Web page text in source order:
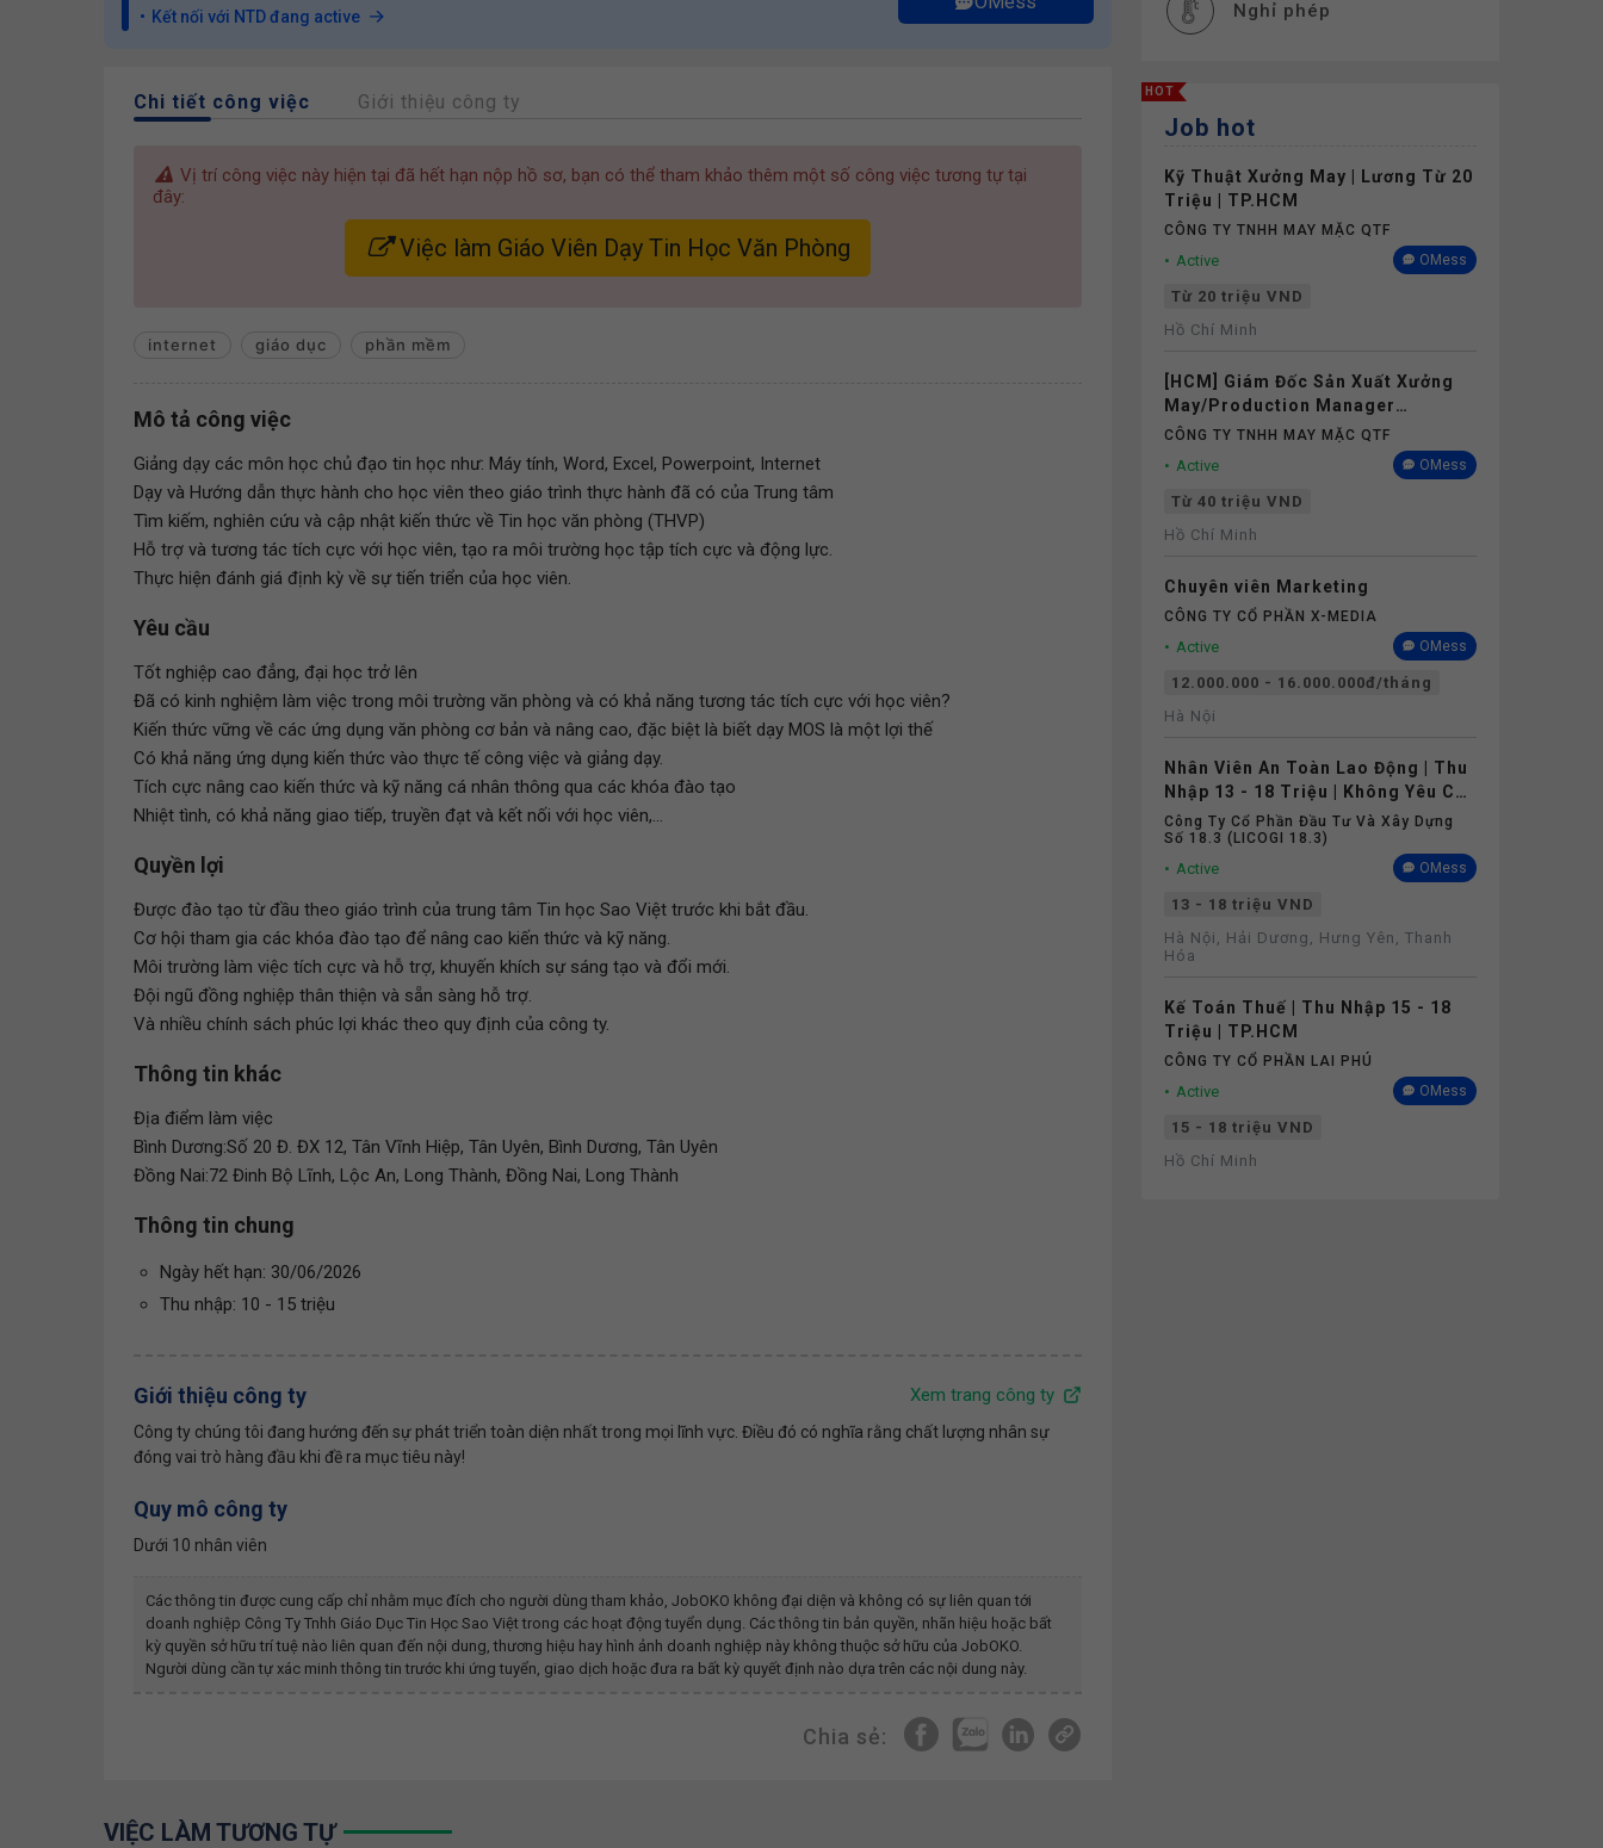
Kết nối với NTD đang active
Chi tiết công việc Giới thiệu công ty
Vị trí công việc này hiện tại đã hết hạn nộp hồ sơ, bạn có thể tham khảo thêm một số công việc tương tự tại
đây:
Việc làm Giáo Viên Dạy Tin Học Văn Phòng
internet giáo dục phần mềm
Mô tả công việc
Giảng dạy các môn học chủ đạo tin học như: Máy tính, Word, Excel, Powerpoint, Internet
Dạy và Hướng dẫn thực hành cho học viên theo giáo trình thực hành đã có của Trung tâm
Tìm kiếm, nghiên cứu và cập nhật kiến thức về Tin học văn phòng (THVP)
Hỗ trợ và tương tác tích cực với học viên, tạo ra môi trường học tập tích cực và động lực.
Thực hiện đánh giá định kỳ về sự tiến triển của học viên.
Yêu cầu
Tốt nghiệp cao đẳng, đại học trở lên
Đã có kinh nghiệm làm việc trong môi trường văn phòng và có khả năng tương tác tích cực với học viên?
Kiến thức vững về các ứng dụng văn phòng cơ bản và nâng cao, đặc biệt là biết dạy MOS là một lợi thế
Có khả năng ứng dụng kiến thức vào thực tế công việc và giảng dạy.
Tích cực nâng cao kiến thức và kỹ năng cá nhân thông qua các khóa đào tạo
Nhiệt tình, có khả năng giao tiếp, truyền đạt và kết nối với học viên,...
Quyền lợi
Được đào tạo từ đầu theo giáo trình của trung tâm Tin học Sao Việt trước khi bắt đầu.
Cơ hội tham gia các khóa đào tạo để nâng cao kiến thức và kỹ năng.
Môi trường làm việc tích cực và hỗ trợ, khuyến khích sự sáng tạo và đổi mới.
Đội ngũ đồng nghiệp thân thiện và sẵn sàng hỗ trợ.
Và nhiều chính sách phúc lợi khác theo quy định của công ty.
Thông tin khác
Địa điểm làm việc
Bình Dương:Số 20 Đ. ĐX 12, Tân Vĩnh Hiệp, Tân Uyên, Bình Dương, Tân Uyên
Đồng Nai:72 Đinh Bộ Lĩnh, Lộc An, Long Thành, Đồng Nai, Long Thành
Thông tin chung
Ngày hết hạn: 30/06/2026
Thu nhập: 10 - 15 triệu
Giới thiệu công ty Xem trang công ty
Công ty chúng tôi đang hướng đến sự phát triển toàn diện nhất trong mọi lĩnh vực. Điều đó có nghĩa rằng chất lượng nhân sự
đóng vai trò hàng đầu khi đề ra mục tiêu này!
Quy mô công ty
Dưới 10 nhân viên
Các thông tin được cung cấp chỉ nhằm mục đích cho người dùng tham khảo, JobOKO không đại diện và không có sự liên quan tới
doanh nghiệp Công Ty Tnhh Giáo Dục Tin Học Sao Việt trong các hoạt động tuyển dụng. Các thông tin bản quyền, nhãn hiệu hoặc bất
kỳ quyền sở hữu trí tuệ nào liên quan đến nội dung, thương hiệu hay hình ảnh doanh nghiệp này không thuộc sở hữu của JobOKO.
Người dùng cần tự xác minh thông tin trước khi ứng tuyển, giao dịch hoặc đưa ra bất kỳ quyết định nào dựa trên các nội dung này.
Chia sẻ:
Nghỉ phép
HOT
Job hot
Kỹ Thuật Xưởng May | Lương Từ 20
Triệu | TP.HCM
CÔNG TY TNHH MAY MẶC QTF
Active OMess
Từ 20 triệu VND
Hồ Chí Minh
[HCM] Giám Đốc Sản Xuất Xưởng
May/Production Manager
(Garments) - Lương 40M+
CÔNG TY TNHH MAY MẶC QTF
Active OMess
Từ 40 triệu VND
Hồ Chí Minh
Chuyên viên Marketing
CÔNG TY CỔ PHẦN X-MEDIA
Active OMess
12.000.000 - 16.000.000đ/tháng
Hà Nội
Nhân Viên An Toàn Lao Động | Thu
Nhập 13 - 18 Triệu | Không Yêu Cầu
Kinh Nghiệm
Công Ty Cổ Phần Đầu Tư Và Xây Dựng
Số 18.3 (LICOGI 18.3)
Active OMess
13 - 18 triệu VND
Hà Nội, Hải Dương, Hưng Yên, Thanh
Hóa
Kế Toán Thuế | Thu Nhập 15 - 18
Triệu | TP.HCM
CÔNG TY CỔ PHẦN LAI PHÚ
Active OMess
15 - 18 triệu VND
Hồ Chí Minh
VIỆC LÀM TƯƠNG TỰ